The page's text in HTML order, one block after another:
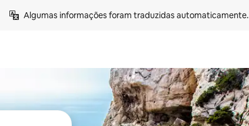
Algumas informações foram traduzidas automaticamente.